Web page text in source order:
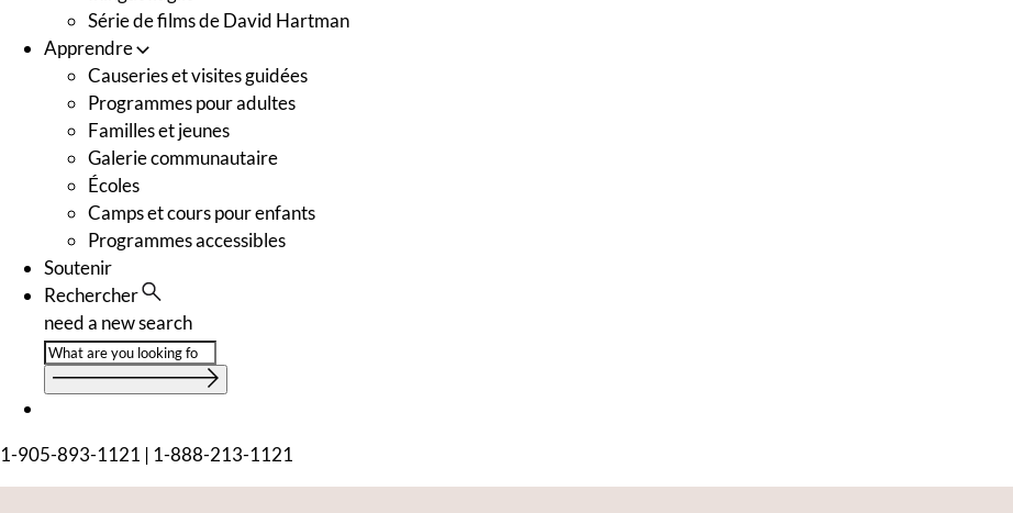
Série de films de David Hartman
Apprendre
Causeries et visites guidées
Programmes pour adultes
Familles et jeunes
Galerie communautaire
Écoles
Camps et cours pour enfants
Programmes accessibles
Soutenir
Rechercher
need a new search
1-905-893-1121 | 1-888-213-1121